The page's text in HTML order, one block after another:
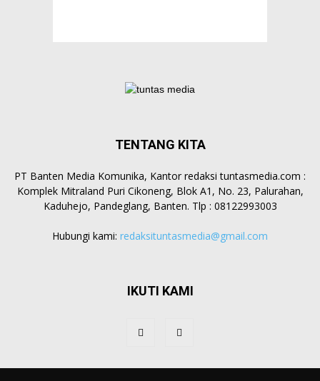
TENTANG KITA
PT Banten Media Komunika, Kantor redaksi tuntasmedia.com :
Komplek Mitraland Puri Cikoneng, Blok A1, No. 23, Palurahan,
Kaduhejo, Pandeglang, Banten. Tlp : 08122993003
Hubungi kami: redaksituntasmedia@gmail.com
IKUTI KAMI